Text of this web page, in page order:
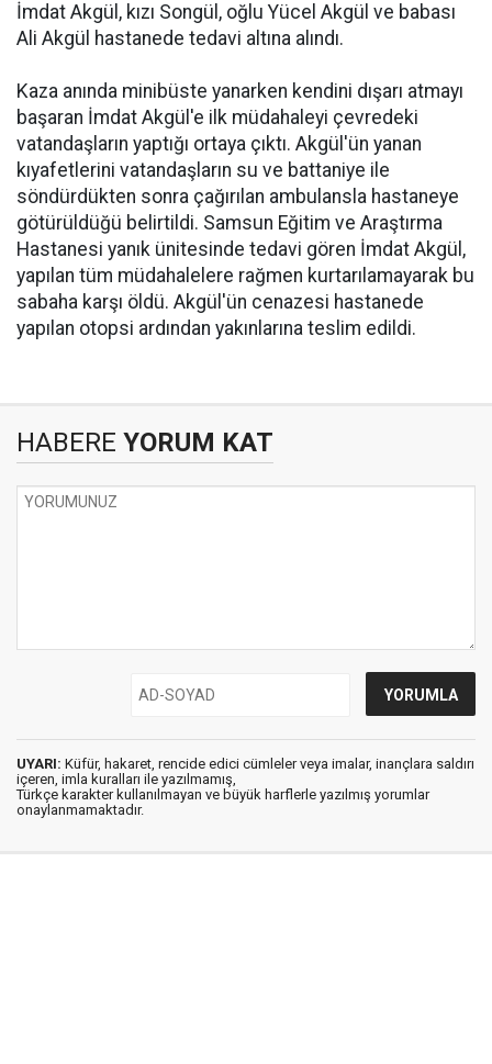
İmdat Akgül, kızı Songül, oğlu Yücel Akgül ve babası
Ali Akgül hastanede tedavi altına alındı.
Kaza anında minibüste yanarken kendini dışarı atmayı
başaran İmdat Akgül'e ilk müdahaleyi çevredeki
vatandaşların yaptığı ortaya çıktı. Akgül'ün yanan
kıyafetlerini vatandaşların su ve battaniye ile
söndürdükten sonra çağırılan ambulansla hastaneye
götürüldüğü belirtildi. Samsun Eğitim ve Araştırma
Hastanesi yanık ünitesinde tedavi gören İmdat Akgül,
yapılan tüm müdahalelere rağmen kurtarılamayarak bu
sabaha karşı öldü. Akgül'ün cenazesi hastanede
yapılan otopsi ardından yakınlarına teslim edildi.
HABERE YORUM KAT
UYARI: Küfür, hakaret, rencide edici cümleler veya imalar, inançlara saldırı
içeren, imla kuralları ile yazılmamış,
Türkçe karakter kullanılmayan ve büyük harflerle yazılmış yorumlar
onaylanmamaktadır.